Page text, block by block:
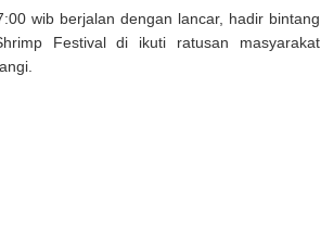
wib berjalan dengan lancar, hadir bintang
Festival di ikuti ratusan masyarakat